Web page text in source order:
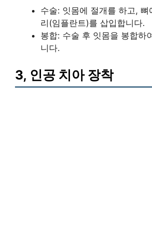
수술: 잇몸에 절개를 하고, 뼈
리(임플란트)를 삽입합니다.
봉합: 수술 후 잇몸을 봉합하
니다.
3, 인공 치아 장착